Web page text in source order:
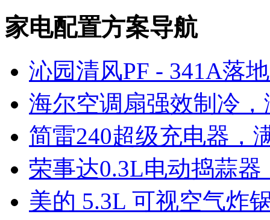
家电配置方案导航
沁园清风PF - 341A落
海尔空调扇强效制冷
简雷240超级充电器，
荣事达0.3L电动捣蒜
美的 5.3L 可视空气炸